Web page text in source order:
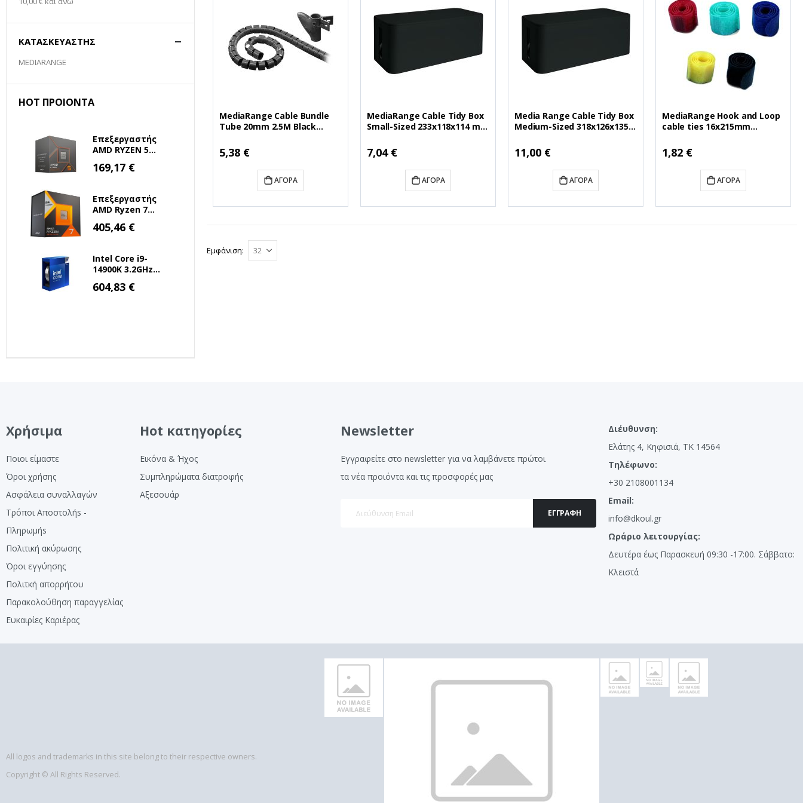
MediaRange Cable Bundle
Tube 20mm 2.5M Black
5,38 €
ΑΓΟΡΆ
MediaRange Cable Tidy Box
Small-Sized 233x118x114 mm
7,04 €
ΑΓΟΡΆ
Media Range Cable Tidy Box
Medium-Sized 318x126x135
11,00 €
ΑΓΟΡΆ
MediaRange Hook and Loop
cable ties 16x215mm
(MRCS302)
1,82 €
ΑΓΟΡΆ
Εμφάνιση
ΚΑΤΑΣΚΕΥΑΣΤΉΣ
MEDIARANGE
HOT ΠΡΟΙΌΝΤΑ
Επεξεργαστής
AMD RYZEN 5
AM5 (100-
(AMDRYZ5-8500G)
Ειδική
Τιμή
169,17 €
Επεξεργαστής
AMD Ryzen 7
Πυρήνων για
(AMDRYZ7-
7800X3D)
Ειδική
Τιμή
405,46 €
Intel Core i9-
14900K 3.2GHz
(BX8071514900K)
Ειδική
Τιμή
604,83 €
Χρήσιμα
Ποιοι είμαστε
Όροι χρήσης
Ασφάλεια συναλλαγών
Τρόποι Αποστολήs -
Πληρωμήs
Πολιτική ακύρωσης
Όροι εγγύησης
Πολιτκή απορρήτου
Παρακολούθηση παραγγελίας
Ευκαιρίες Καριέρας
Hot κατηγορίες
Εικόνα & Ήχος
Συμπληρώματα διατροφής
Αξεσουάρ
Newsletter
Εγγραφείτε στο newsletter για να λαμβάνετε πρώτοι
τα νέα προιόντα και τις προσφορές μας
ΕΓΓΡΑΦΉ
Διέυθυνση:
Ελάτης 4, Κηφισιά, ΤΚ 14564
Τηλέφωνο:
+30 2108001134
Email:
info@dkoul.gr
Ωράριο λειτουργίας:
Δευτέρα έως Παρασκευή 09:30 -17:00. Σάββατο:
Κλειστά
All logos and trademarks in this site belong to their respective owners.
Copyright © All Rights Reserved.